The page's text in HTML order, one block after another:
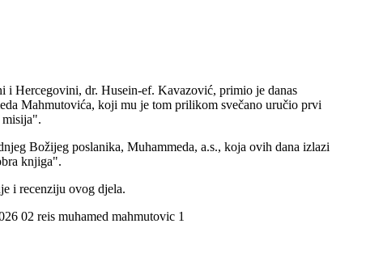
i Hercegovini, dr. Husein-ef. Kavazović, primio je danas
Mahmutovića, koji mu je tom prilikom svečano uručio prvi
misija".
Božijeg poslanika, Muhammeda, a.s., koja ovih dana izlazi
knjiga".
i recenziju ovog djela.